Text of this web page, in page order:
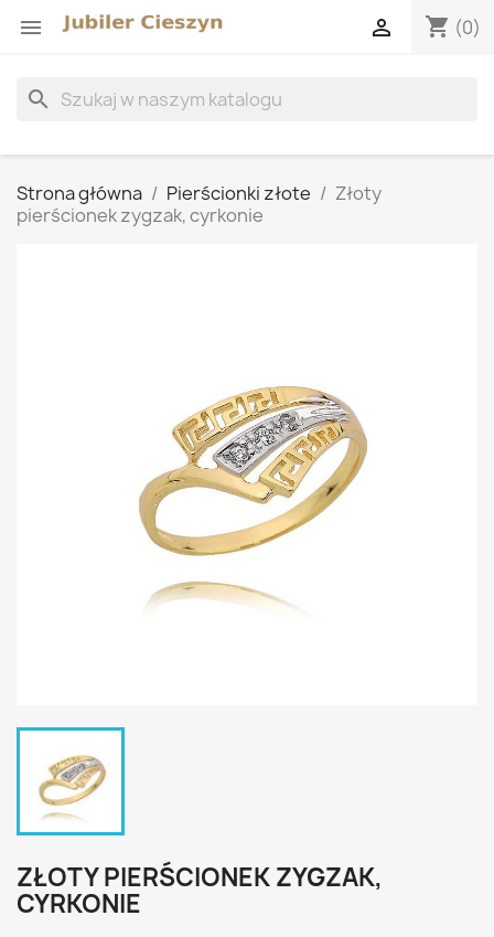
 shopping_cart (0)

search
Strona główna Pierścionki złote
Złoty
pierścionek zygzak, cyrkonie
ZŁOTY PIERŚCIONEK ZYGZAK,
CYRKONIE